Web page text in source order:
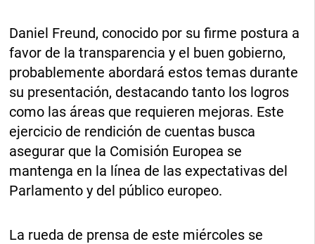
Daniel Freund, conocido por su firme postura a
favor de la transparencia y el buen gobierno,
probablemente abordará estos temas durante
su presentación, destacando tanto los logros
como las áreas que requieren mejoras. Este
ejercicio de rendición de cuentas busca
asegurar que la Comisión Europea se
mantenga en la línea de las expectativas del
Parlamento y del público europeo.
La rueda de prensa de este miércoles se